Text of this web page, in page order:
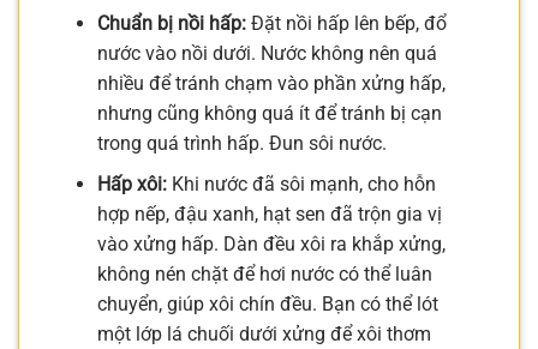
Chuẩn bị nồi hấp:Đặt nồi hấp lên bếp, đổ
nước vào nồi dưới. Nước không nên quá
nhiều để tránh chạm vào phần xửng hấp,
nhưng cũng không quá ít để tránh bị cạn
trong quá trình hấp. Đun sôi nước.
Hấp xôi:Khi nước đã sôi mạnh, cho hỗn
hợp nếp, đậu xanh, hạt sen đã trộn gia vị
vào xửng hấp. Dàn đều xôi ra khắp xửng,
không nén chặt để hơi nước có thể luân
chuyển, giúp xôi chín đều. Bạn có thể lót
một lớp lá chuối dưới xửng để xôi thơm